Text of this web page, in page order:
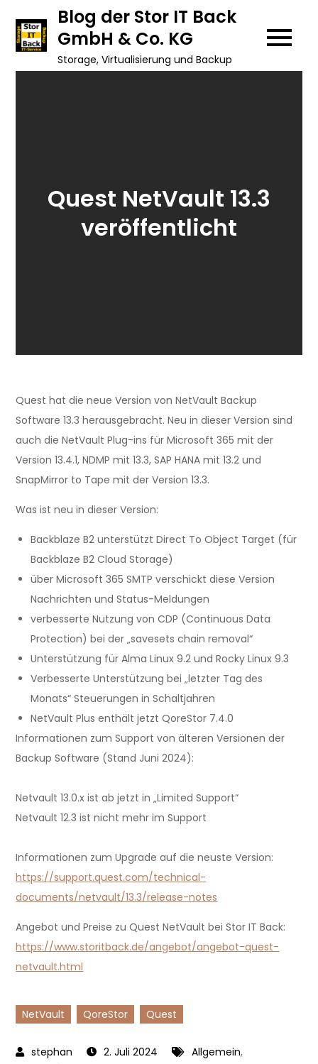
content
Blog der Stor IT Back
GmbH & Co. KG
Storage, Virtualisierung und Backup
Quest NetVault 13.3
veröffentlicht
Quest hat die neue Version von NetVault Backup
Software 13.3 herausgebracht. Neu in dieser Version sind
auch die NetVault Plug-ins für Microsoft 365 mit der
Version 13.4.1, NDMP mit 13.3, SAP HANA mit 13.2 und
SnapMirror to Tape mit der Version 13.3.
Was ist neu in dieser Version:
Backblaze B2 unterstützt Direct To Object Target (für
Backblaze B2 Cloud Storage)
über Microsoft 365 SMTP verschickt diese Version
Nachrichten und Status-Meldungen
verbesserte Nutzung von CDP (Continuous Data
Protection) bei der „savesets chain removal“
Unterstützung für Alma Linux 9.2 und Rocky Linux 9.3
Verbesserte Unterstützung bei „letzter Tag des
Monats“ Steuerungen in Schaltjahren
NetVault Plus enthält jetzt QoreStor 7.4.0
Informationen zum Support von älteren Versionen der
Backup Software (Stand Juni 2024):
Netvault 13.0.x ist ab jetzt in „Limited Support“
Netvault 12.3 ist nicht mehr im Support
Informationen zum Upgrade auf die neuste Version:
https://support.quest.com/technical-
documents/netvault/13.3/release-notes
Angebot und Preise zu Quest NetVault bei Stor IT Back:
https://www.storitback.de/angebot/angebot-quest-
netvault.html
NetVault QoreStor Quest
2. Juli 2024 Allgemein,